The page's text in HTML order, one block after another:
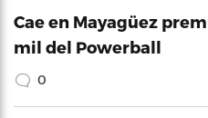
Cae en Mayagüez
mil del Powerball
0